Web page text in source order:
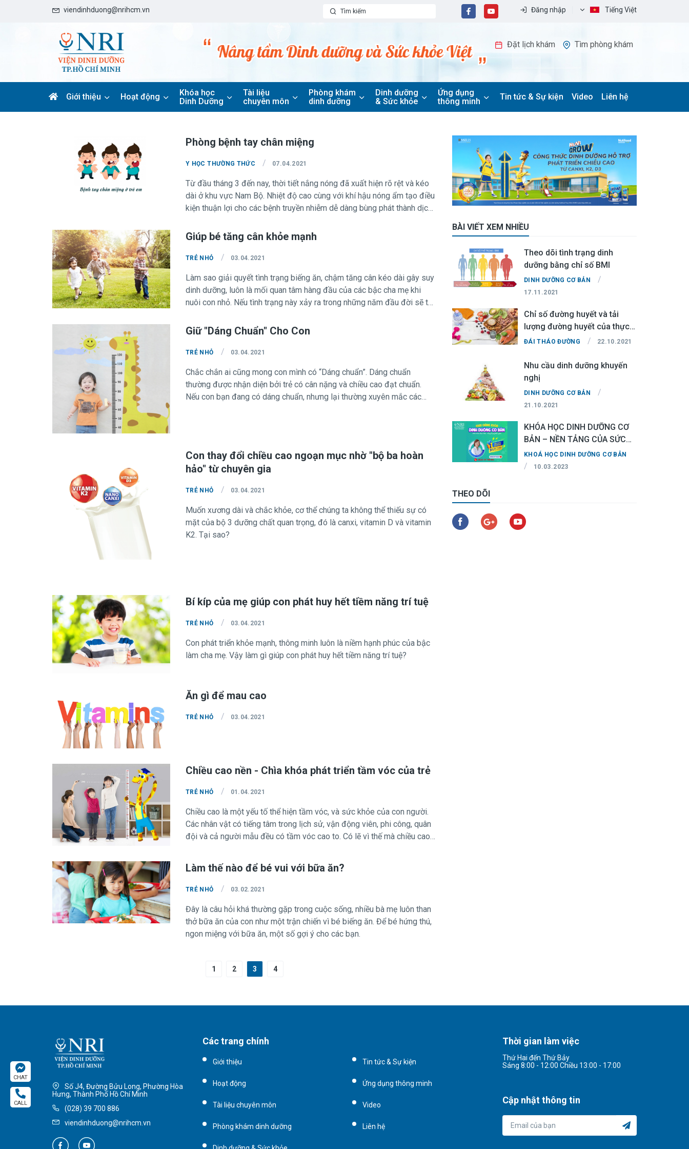
viendinhduong@nrihcm.vn Đăng nhập Tiếng Việt
Đặt lịch khám Tìm phòng khám
Giới thiệu Hoạt động
Khóa học
Dinh Dưỡng
Tài liệu
chuyên môn
Phòng khám
dinh dưỡng
Dinh dưỡng
& Sức khỏe
Ứng dụng
thông minh
Tin tức & Sự kiện Video Liên hệ
Phòng bệnh tay chân miệng
Y HỌC THƯỜNG THỨC / 07.04.2021
Từ đầu tháng 3 đến nay, thời tiết nắng nóng đã xuất hiện rõ rệt và kéo
dài ở khu vực Nam Bộ. Nhiệt độ cao cùng với khí hậu nóng ẩm tạo điều
kiện thuận lợi cho các bệnh truyền nhiễm dễ dàng bùng phát thành dịch.
miệng đang gia tăng nhanh với nhiều biến chứng nặng.
Giúp bé tăng cân khỏe mạnh
TRẺ NHỎ / 03.04.2021
Làm sao giải quyết tình trạng biếng ăn, chậm tăng cân kéo dài gây suy
dinh dưỡng, luôn là mối quan tâm hàng đầu của các bậc cha mẹ khi
nuôi con nhỏ. Nếu tình trạng này xảy ra trong những năm đầu đời sẽ tác
của trẻ, và còn dẫn đến hậu quả là trẻ bị thấp còi và có nguy cơ dễ mắc
các bệnh mãn tính về sau. Có rất nhiều nguyên nhân dẫn đến tình trạng
chậm tăng cân, trong đó chủ yếu là do người nuôi dưỡng thiếu hiểu biết
ăn không cân bằng, thiếu số lượng và chất lượng các dưỡng chất cho
trẻ… Và còn có thể do trẻ thường xuyên bị ốm, kém hấp thu, chạy nhảy
nhiều gây tiêu tốn calo hoặc do trẻ bị ép ăn không đúng cách gây biếng
Giữ "Dáng Chuẩn" Cho Con
TRẺ NHỎ / 03.04.2021
Chắc chắn ai cũng mong con mình có “Dáng chuẩn”. Dáng chuẩn
thường được nhận diện bởi trẻ có cân nặng và chiều cao đạt chuẩn.
Nếu con bạn đang có dáng chuẩn, nhưng lại thường xuyên mắc các
Con thay đổi chiều cao ngoạn mục nhờ "bộ ba hoàn
hảo" từ chuyên gia
TRẺ NHỎ / 03.04.2021
Muốn xương dài và chắc khỏe, cơ thể chúng ta không thể thiếu sự có
mặt của bộ 3 dưỡng chất quan trọng, đó là canxi, vitamin D và vitamin
K2. Tại sao?
Bí kíp của mẹ giúp con phát huy hết tiềm năng trí tuệ
TRẺ NHỎ / 03.04.2021
Con phát triển khỏe mạnh, thông minh luôn là niềm hạnh phúc của bậc
làm cha mẹ. Vậy làm gì giúp con phát huy hết tiềm năng trí tuệ?
Ăn gì để mau cao
TRẺ NHỎ / 03.04.2021
Chiều cao nền - Chìa khóa phát triển tầm vóc của trẻ
TRẺ NHỎ / 01.04.2021
Chiều cao là một yếu tố thể hiện tầm vóc, và sức khỏe của con người.
Các nhân vật có tiếng tâm trong lịch sử, vận động viên, phi công, quân
đội và cả người mẫu đều có tầm vóc cao to. Có lẽ vì thế mà chiều cao
Làm thế nào để bé vui với bữa ăn?
TRẺ NHỎ / 03.02.2021
Đây là câu hỏi khá thường gặp trong cuộc sống, nhiều bà mẹ luôn than
thở bữa ăn của con như một trận chiến vì bé biếng ăn. Để bé hứng thú,
ngon miệng với bữa ăn, một số gợi ý cho các bạn.
1 2 3 4
BÀI VIẾT XEM NHIỀU
Theo dõi tình trạng dinh
dưỡng bằng chỉ số BMI
DINH DƯỠNG CƠ BẢN /
17.11.2021
Chỉ số đường huyết và tải
lượng đường huyết của thực
phẩm
ĐÁI THÁO ĐƯỜNG / 22.10.2021
Nhu cầu dinh dưỡng khuyến
nghị
DINH DƯỠNG CƠ BẢN /
21.10.2021
KHÓA HỌC DINH DƯỠNG CƠ
BẢN – NỀN TẢNG CỦA SỨC
KHỎE
KHOÁ HỌC DINH DƯỠNG CƠ BẢN
/ 10.03.2023
THEO DÕI
CHAT
CALL
Số J4, Đường Bửu Long, Phường Hòa
Hưng, Thành Phố Hồ Chí Minh
(028) 39 700 886
viendinhduong@nrihcm.vn
Tin tức & Sự kiện
Ứng dụng thông minh
Video
Liên hệ
Các trang chính
Giới thiệu
Hoạt động
Tài liệu chuyên môn
Phòng khám dinh dưỡng
Thời gian làm việc
Thứ Hai đến Thứ Bảy
Sáng 8:00 - 12:00 Chiều 13:00 - 17:00
Cập nhật thông tin